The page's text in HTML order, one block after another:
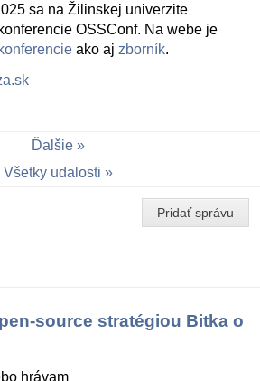
sa na Žilinskej univerzite
OSSConf. Na webe je
ako aj zborník.
Ďalšie
Všetky udalosti
Pridať správu
source stratégiou Bitka o
hrávam